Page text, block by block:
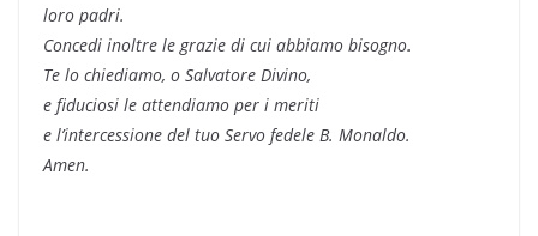
loro padri.
Concedi inoltre le grazie di cui abbiamo bisogno.
Te lo chiediamo, o Salvatore Divino,
e fiduciosi le attendiamo per i meriti
e l’intercessione del tuo Servo fedele B. Monaldo.
Amen.